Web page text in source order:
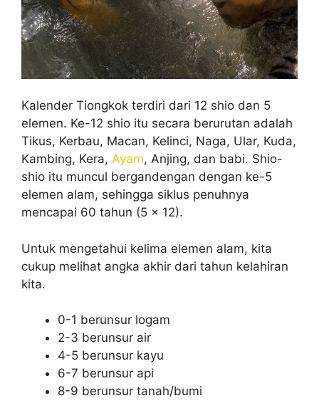
Kalender Tiongkok terdiri dari 12 shio dan 5
elemen. Ke-12 shio itu secara berurutan adalah
Tikus, Kerbau, Macan, Kelinci, Naga, Ular, Kuda,
Kambing, Kera, Ayam, Anjing, dan babi. Shio-
shio itu muncul bergandengan dengan ke-5
elemen alam, sehingga siklus penuhnya
mencapai 60 tahun (5 x 12).
Untuk mengetahui kelima elemen alam, kita
cukup melihat angka akhir dari tahun kelahiran
kita.
0-1 berunsur logam
2-3 berunsur air
4-5 berunsur kayu
6-7 berunsur api
8-9 berunsur tanah/bumi